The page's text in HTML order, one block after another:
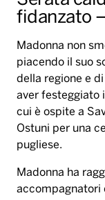
fidanzato
Madonna non
piacendo il suo
della regione e
aver festeggiato
cui è ospite a
Ostuni per una
pugliese.
Madonna ha
accompagnatori